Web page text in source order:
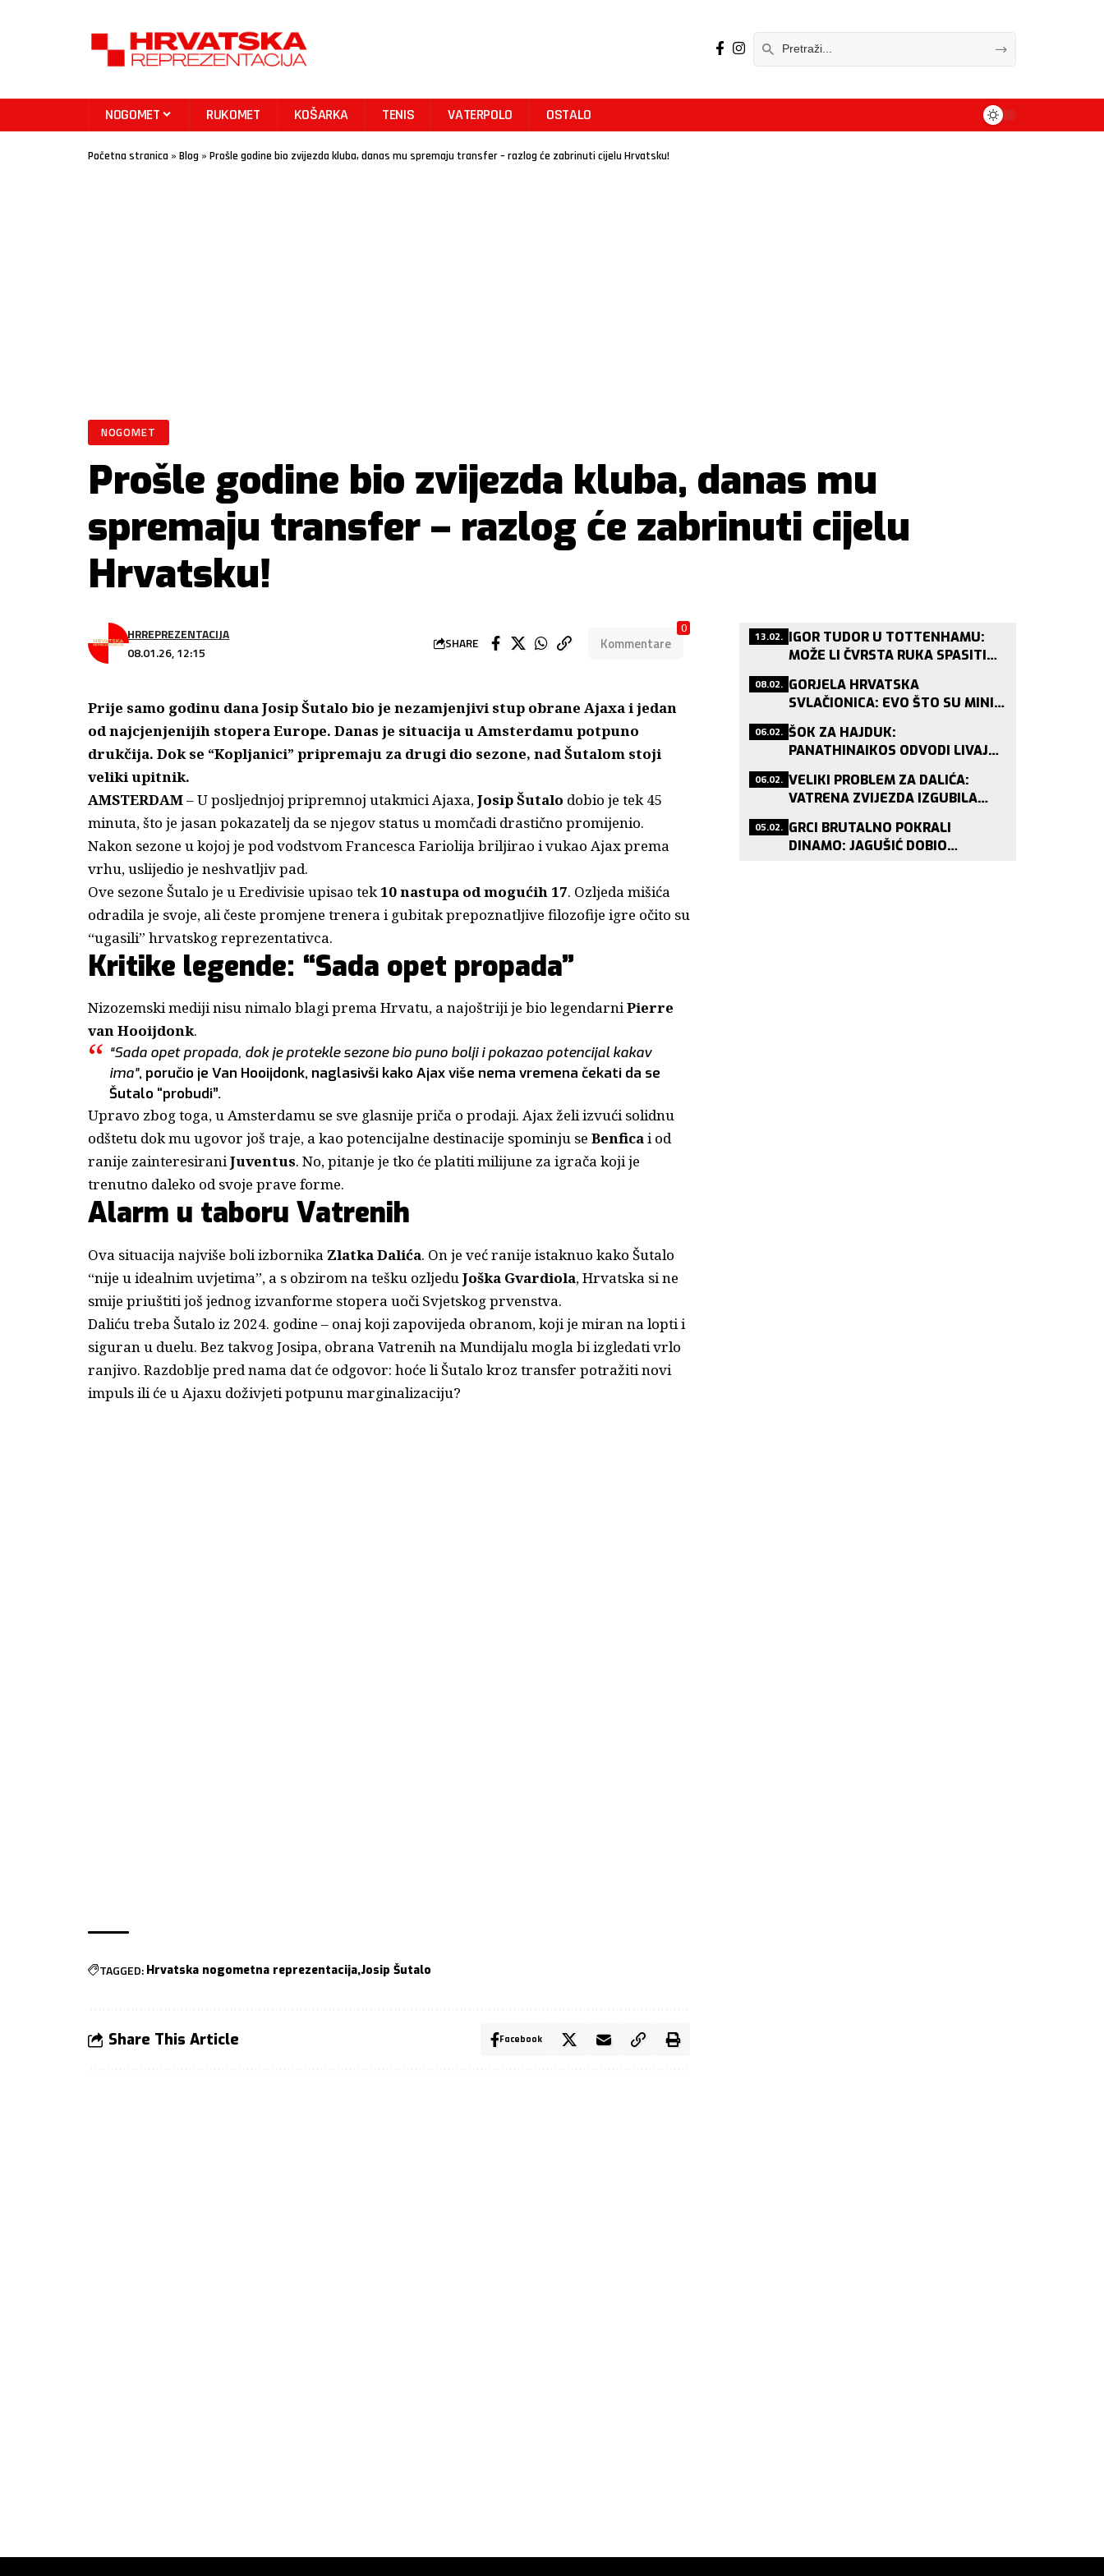
NOGOMET RUKOMET KOŠARKA TENIS VATERPOLO OSTALO
Početna stranica » Blog » Prošle godine bio zvijezda kluba, danas mu spremaju transfer – razlog će zabrinuti cijelu Hrvatsku!
NOGOMET
Prošle godine bio zvijezda kluba, danas mu
spremaju transfer – razlog će zabrinuti cijelu
Hrvatsku!
08.01.26, 12:15
HRREPREZENTACIJA
SHARE Kommentare
0
Prije samo godinu dana Josip Šutalo bio je nezamjenjivi stup obrane Ajaxa i jedan
od najcjenjenijih stopera Europe. Danas je situacija u Amsterdamu potpuno
drukčija. Dok se “Kopljanici” pripremaju za drugi dio sezone, nad Šutalom stoji
veliki upitnik.
AMSTERDAM– U posljednjoj pripremnoj utakmici Ajaxa,Josip Šutalo dobio je tek 45
minuta, što je jasan pokazatelj da se njegov status u momčadi drastično promijenio.
Nakon sezone u kojoj je pod vodstvom Francesca Fariolija briljirao i vukao Ajax prema
vrhu, uslijedio je neshvatljiv pad.
Ove sezone Šutalo je u Eredivisie upisao tek10 nastupa od mogućih 17. Ozljeda mišića
odradila je svoje, ali česte promjene trenera i gubitak prepoznatljive filozofije igre očito su
“ugasili” hrvatskog reprezentativca.
Kritike legende: “Sada opet propada”
Nizozemski mediji nisu nimalo blagi prema Hrvatu, a najoštriji je bio legendarniPierre
van Hooijdonk.
“Sada opet propada, dok je protekle sezone bio puno bolji i pokazao potencijal kakav
ima”, poručio je Van Hooijdonk, naglasivši kako Ajax više nema vremena čekati da se
Šutalo “probudi”.
Upravo zbog toga, u Amsterdamu se sve glasnije priča o prodaji. Ajax želi izvući solidnu
odštetu dok mu ugovor još traje, a kao potencijalne destinacije spominju se Benficai od
ranije zainteresiraniJuventus. No, pitanje je tko će platiti milijune za igrača koji je
trenutno daleko od svoje prave forme.
Alarm u taboru Vatrenih
Ova situacija najviše boli izbornika Zlatka Dalića. On je već ranije istaknuo kako Šutalo
“nije u idealnim uvjetima”, a s obzirom na tešku ozljeduJoška Gvardiola, Hrvatska si ne
smije priuštiti još jednog izvanforme stopera uoči Svjetskog prvenstva.
Daliću treba Šutalo iz 2024. godine – onaj koji zapovijeda obranom, koji je miran na lopti i
siguran u duelu. Bez takvog Josipa, obrana Vatrenih na Mundijalu mogla bi izgledati vrlo
ranjivo. Razdoblje pred nama dat će odgovor: hoće li Šutalo kroz transfer potražiti novi
impuls ili će u Ajaxu doživjeti potpunu marginalizaciju?
TAGGED: Hrvatska nogometna reprezentacija Josip Šutalo
Share This Article Facebook
13.02. IGOR TUDOR U TOTTENHAMU:
MOŽE LI ČVRSTA RUKA SPASITI
08.02. GORJELA HRVATSKA
SVLAČIONICA: EVO ŠTO SU MINI
VATRENI PJEVALI NAKON
BRONCE!
06.02. ŠOK ZA HAJDUK:
PANATHINAIKOS ODVODI LIVAJU
06.02. VELIKI PROBLEM ZA DALIĆA:
VATRENA ZVIJEZDA IZGUBILA
05.02. GRCI BRUTALNO POKRALI
DINAMO: JAGUŠIĆ DOBIO